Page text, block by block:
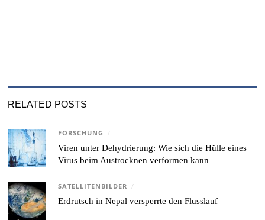
RELATED POSTS
FORSCHUNG /
Viren unter Dehydrierung: Wie sich die Hülle eines
Virus beim Austrocknen verformen kann
SATELLITENBILDER /
Erdrutsch in Nepal versperrte den Flusslauf